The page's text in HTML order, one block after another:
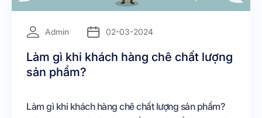
Admin 02-03-2024
Làm gì khi khách hàng chê chất lượng
sản phẩm?
Làm gì khi khách hàng chê chất lượng sản phẩm?